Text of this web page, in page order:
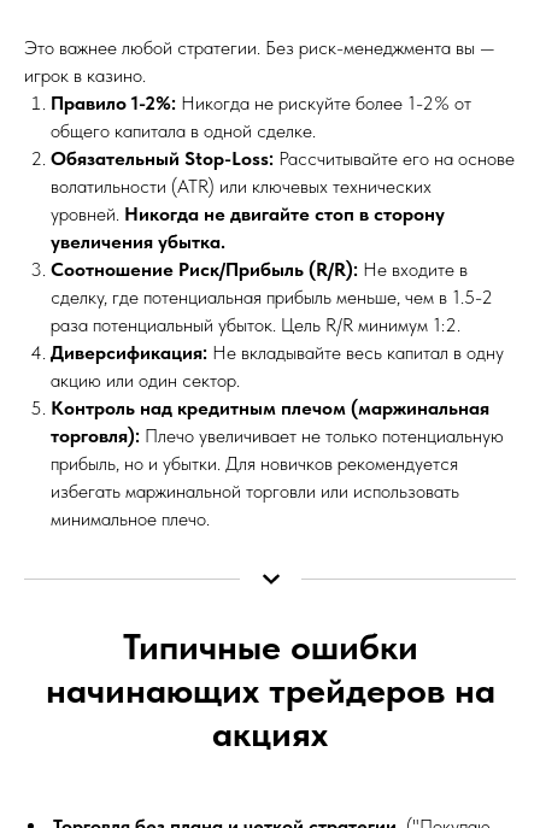
Это важнее любой стратегии. Без риск-менеджмента вы —
игрок в казино.
Правило 1-2%: Никогда не рискуйте более 1-2% от
общего капитала в одной сделке.
Обязательный Stop-Loss: Рассчитывайте его на основе
волатильности (ATR) или ключевых технических
уровней. Никогда не двигайте стоп в сторону
увеличения убытка.
Соотношение Риск/Прибыль (R/R): Не входите в
сделку, где потенциальная прибыль меньше, чем в 1.5-2
раза потенциальный убыток. Цель R/R минимум 1:2.
Диверсификация: Не вкладывайте весь капитал в одну
акцию или один сектор.
Контроль над кредитным плечом (маржинальная
торговля): Плечо увеличивает не только потенциальную
прибыль, но и убытки. Для новичков рекомендуется
избегать маржинальной торговли или использовать
минимальное плечо.
Типичные ошибки
начинающих трейдеров на
акциях